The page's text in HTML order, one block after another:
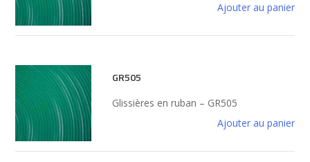
Ajouter au panier
GR505
Glissières en ruban – GR505
Ajouter au panier